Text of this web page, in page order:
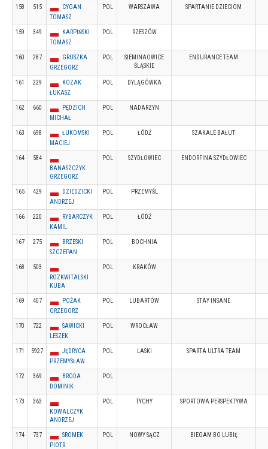
158 515
CYGAN
TOMASZ
POL WARSZAWA SPARTANIE DZIECIOM
159 349
KARPIŃSKI
TOMASZ
POL RZESZÓW
160 287
GRUSZKA
GRZEGORZ
POL
SIEMINAOWICE
ŚLĄSKIE
ENDURANCE TEAM
161 229
KOZAK
ŁUKASZ
POL DYLĄGÓWKA
162 660
PĘDZICH
MICHAŁ
POL NADARZYN
163 698
ŁUKOMSKI
MACIEJ
POL ŁÓDŹ SZAKALE BAŁUT
164
584
BANASZCZYK
GRZEGORZ
POL SZYDŁOWIEC ENDORFINA SZYDŁOWIEC
165 429
DZIEDZICKI
ANDRZEJ
POL PRZEMYŚL
166 220
RYBARCZYK
KAMIL
POL ŁÓDŹ
167 275
BRZESKI
SZCZEPAN
POL BOCHNIA
168
503
ROZKWITALSKI
KUBA
POL KRAKÓW
169 407
POŻAK
GRZEGORZ
POL LUBARTÓW STAY INSANE
170 722
SAWICKI
LESZEK
POL WROCŁAW
171 5927
JĘDRYCA
PRZEMYSŁAW
POL LASKI SPARTA ULTRA TEAM
172 369
BRODA
DOMINIK
POL
173
363
KOWALCZYK
ANDRZEJ
POL TYCHY SPORTOWA PERSPEKTYWA
174 737
SROMEK
PIOTR
POL NOWY SĄCZ BIEGAM BO LUBIĘ